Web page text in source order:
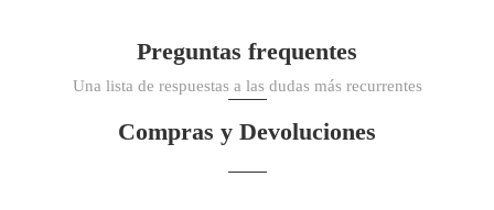
Preguntas frequentes
Una lista de respuestas a las dudas más recurrentes
Compras y Devoluciones